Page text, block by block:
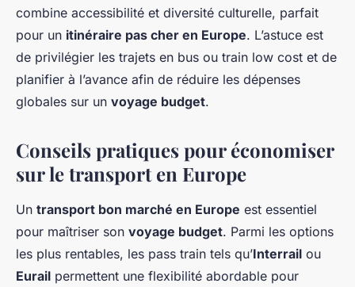
combine accessibilité et diversité culturelle, parfait
pour un itinéraire pas cher en Europe. L’astuce est
de privilégier les trajets en bus ou train low cost et de
planifier à l’avance afin de réduire les dépenses
globales sur un voyage budget.
Conseils pratiques pour économiser
sur le transport en Europe
Un transport bon marché en Europe est essentiel
pour maîtriser son voyage budget. Parmi les options
les plus rentables, les pass train tels qu’Interrail ou
Eurail permettent une flexibilité abordable pour